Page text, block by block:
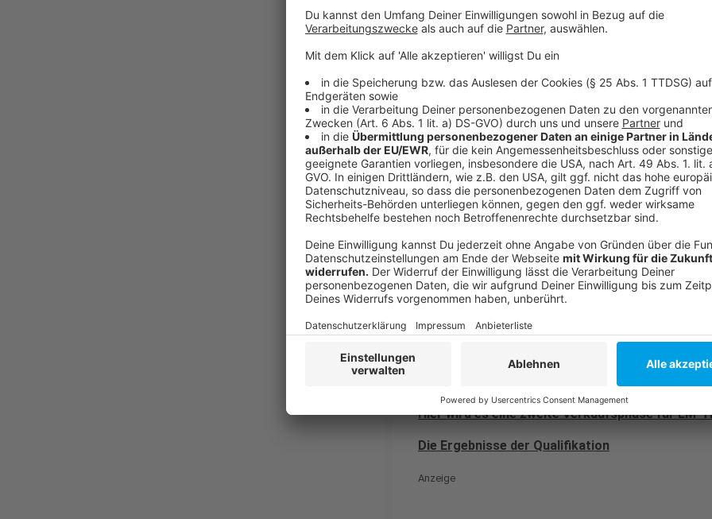
Innenministerin Nany Faeser
Anzeige
Die EM beginnt im kommenden Jahr am 14. Juni
Partie in Düsseldorf findet am 17. Juni statt.
Anzeige
Weitere Infos und Links zum Thema:
Anzeige
Hier wird es eine zweite Verkaufsphase für EM-
Die Ergebnisse der Qualifikation
Anzeige